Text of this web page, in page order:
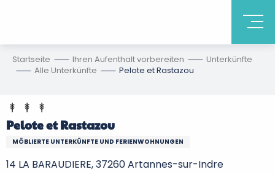
Startseite Ihren Aufenthalt vorbereiten
Unterkünfte
Alle Unterkünfte
Pelote et Rastazou
Pelote et Rastazou
MÖBLIERTE UNTERKÜNFTE UND FERIENWOHNUNGEN
14 LA BARAUDIERE, 37260 Artannes-sur-Indre